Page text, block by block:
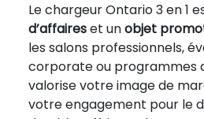
Le chargeur Ontario 3 en 1
d’affaireset unobjet
les salons professionnels,
corporate ou programmes
valorise votre image de
votre engagement pour le